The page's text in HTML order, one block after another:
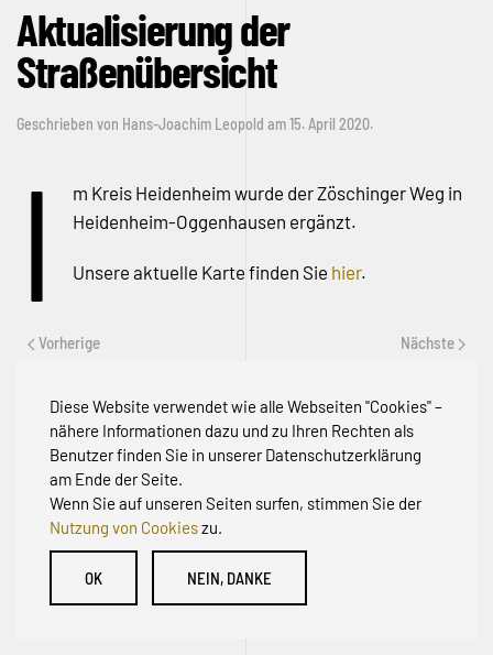
Diese Website verwendet wie alle Webseiten "Cookies" –
nähere Informationen dazu und zu Ihren Rechten als
Benutzer finden Sie in unserer Datenschutzerklärung
am Ende der Seite.
Wenn Sie auf unseren Seiten surfen, stimmen Sie der
Nutzung von Cookieszu.
OK NEIN, DANKE
Aktualisierung der
Straßenübersicht
Geschrieben von Hans-Joachim Leopold am15. April 2020.
I
m Kreis Heidenheim wurde der Zöschinger Weg in
Heidenheim-Oggenhausen ergänzt.
Unsere aktuelle Karte finden Sie hier.
Vorherige Nächste
© Initiative zur Abwehr von Erschließungsbeiträgen für